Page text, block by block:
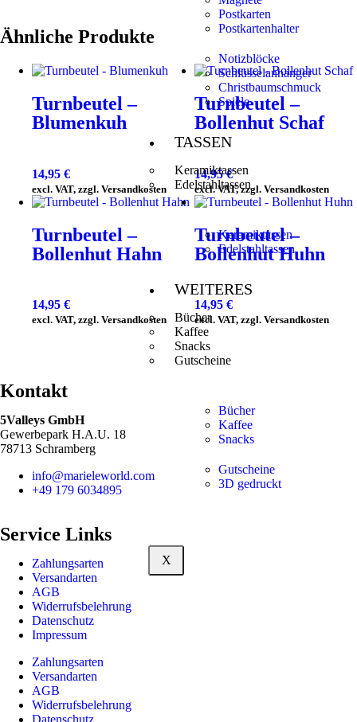
Postkarten
Postkartenhalter
Notizblöcke
Schlüsselanhänger
Christbaumschmuck
Spiele
TASSEN
Keramiktassen
Edelstahltassen
Keramiktassen
Edelstahltassen
WEITERES
Bücher
Kaffee
Snacks
Gutscheine
Bücher
Kaffee
Snacks
Gutscheine
3D gedruckt
X
Ähnliche Produkte
Turnbeutel –
Blumenkuh
14,95 €
excl. VAT, zzgl. Versandkosten
Turnbeutel –
Bollenhut Schaf
14,95€
excl. VAT, zzgl. Versandkosten
Turnbeutel –
Bollenhut Hahn
14,95 €
excl. VAT, zzgl. Versandkosten
Turnbeutel –
Bollenhut Huhn
14,95 €
excl. VAT, zzgl. Versandkosten
Kontakt
5Valleys GmbH
Gewerbepark H.A.U. 18
78713 Schramberg
info@marieleworld.com
+49 179 6034895
Service Links
Zahlungsarten
Versandarten
AGB
Widerrufsbelehrung
Datenschutz
Impressum
Zahlungsarten
Versandarten
AGB
Widerrufsbelehrung